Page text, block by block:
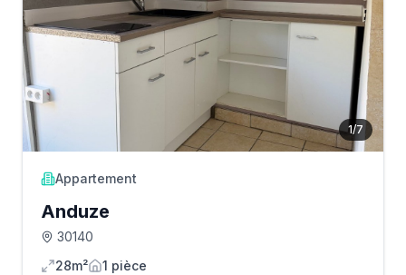
1/7
Appartement
Anduze
30140
28m²
1 pièce